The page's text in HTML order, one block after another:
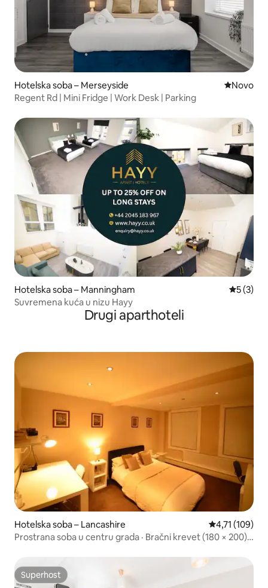
Hotelska soba – Merseyside Novi
Novo
Regent Rd | Mini Fridge | Work Desk | Parking
Hotelska soba – Manningham
5 (3)
Suvremena kuća u nizu Hayy
Drugi aparthoteli
Hotelska soba – Lancashire Prosječna
4,71 (109)
Prostrana soba u centru grada · Bračni krevet (180 × 200) ·
Superhost
Superhost